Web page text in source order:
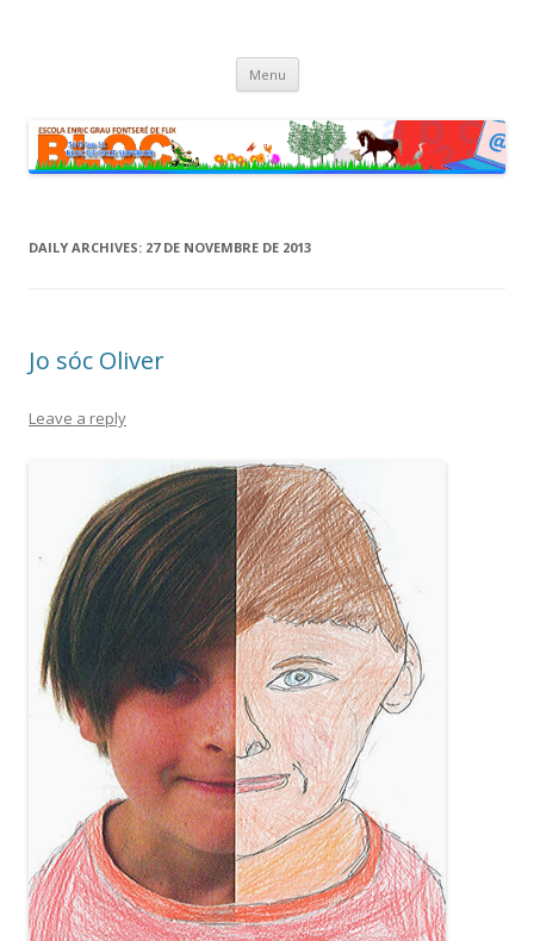
de Flix
Menu Skip
content
DAILY ARCHIVES: 27 DE NOVEMBRE DE 2013
Jo sóc Oliver
Leave a reply